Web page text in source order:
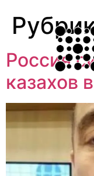
Россия
казахов